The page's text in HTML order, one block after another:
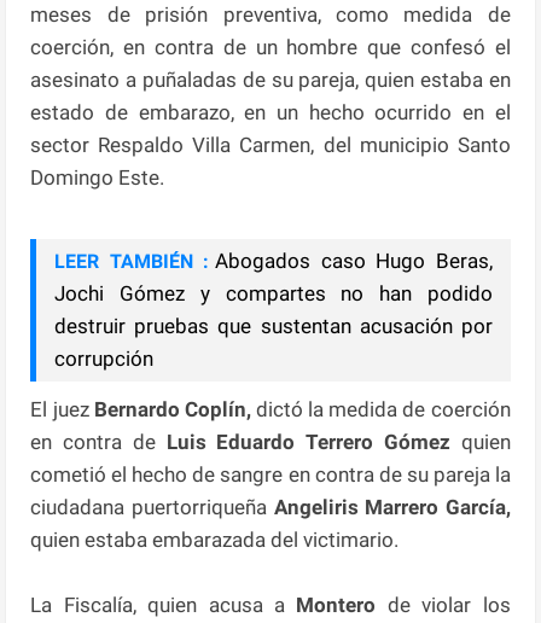
meses de prisión preventiva, como medida de
coerción, en contra de un hombre que confesó el
asesinato a puñaladas de su pareja, quien estaba en
estado de embarazo, en un hecho ocurrido en el
sector Respaldo Villa Carmen, del municipio Santo
Domingo Este.
LEER TAMBIÉN : Abogados caso Hugo Beras,
Jochi Gómez y compartes no han podido
destruir pruebas que sustentan acusación por
corrupción
El juez Bernardo Coplín,dictó la medida de coerción
en contra de Luis Eduardo Terrero Gómez quien
cometió el hecho de sangre en contra de su pareja la
ciudadana puertorriqueña Angeliris Marrero García,
quien estaba embarazada del victimario.
La Fiscalía, quien acusa a Montero de violar los